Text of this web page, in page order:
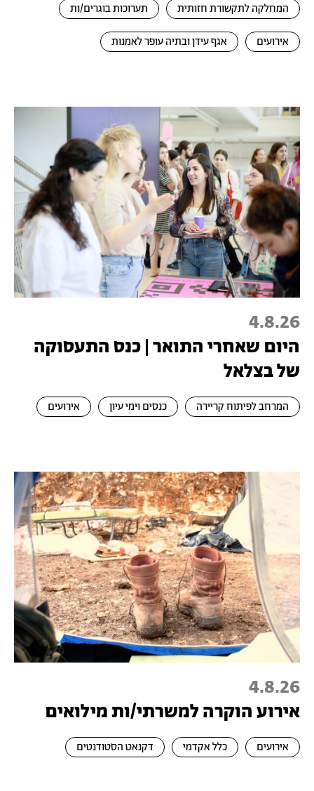
המחלקה לתקשורת חזותית תערוכות בוגרים/ות
אירועים אגף עידן ובתיה עופר לאמנות
4.8.26
היום שאחרי התואר | כנס התעסוקה
של בצלאל
המרחב לפיתוח קריירה כנסים וימי עיון אירועים
4.8.26
אירוע הוקרה למשרתי/ות מילואים
אירועים כלל אקדמי דקנאט הסטודנטים